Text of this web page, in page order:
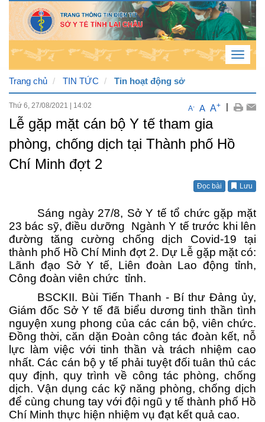
5 , 6
/ 8 /
2026
AM
Toggle
Trang chủ
TIN TỨC Tin hoạt động sở
Thứ 6, 27/08/2021 14:02 A- A A+ |
Lễ gặp mặt cán bộ Y tế tham gia
phòng, chống dịch tại Thành phố Hồ
Chí Minh đợt 2
Đọc bài Lưu
Sáng ngày 27/8, Sở Y tế tổ chức gặp mặt
23 bác sỹ, điều dưỡng Ngành Y tế trước khi lên
đường tăng cường chống dịch Covid-19 tại
thành phố Hồ Chí Minh đợt 2. Dự Lễ gặp mặt có:
Lãnh đạo Sở Y tế, Liên đoàn Lao động tỉnh,
Công đoàn viên chức tỉnh.
BSCKII. Bùi Tiến Thanh - Bí thư Đảng ủy,
Giám đốc Sở Y tế đã biểu dương tinh thần tình
nguyện xung phong của các cán bộ, viên chức.
Đồng thời, căn dặn Đoàn công tác đoàn kết, nỗ
lực làm việc với tinh thần và trách nhiệm cao
nhất. Các cán bộ y tế phải tuyệt đối tuân thủ các
quy định, quy trình về công tác phòng, chống
dịch. Vận dụng các kỹ năng phòng, chống dịch
để cùng chung tay với đội ngũ y tế thành phố Hồ
Chí Minh thực hiện nhiệm vụ đạt kết quả cao.